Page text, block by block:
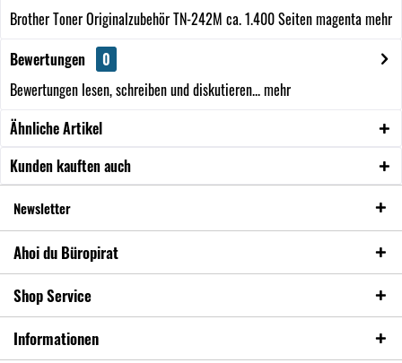
Brother Toner Originalzubehör TN-242M ca. 1.400 Seiten magentamehr
Bewertungen
0
Bewertungen lesen, schreiben und diskutieren...mehr
Ähnliche Artikel
Kunden kauften auch
Newsletter
Ahoi du Büropirat
Shop Service
Informationen